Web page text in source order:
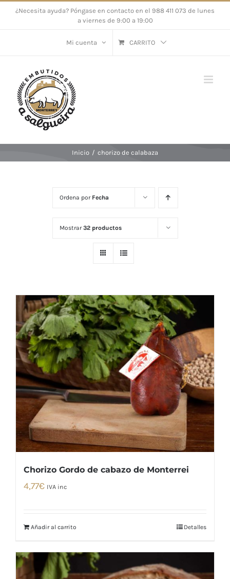
Saltar¿Necesita ayuda? Póngase en contacto en el 988 411 073 de lunes
a viernes de 9:00 a 19:00
Mi cuenta CARRITO
Inicio / chorizo de calabaza
Ordena por Fecha
Mostrar32 productos
Chorizo Gordo de cabazo de Monterrei
4,77€ IVA inc
Añadir al carrito Detalles